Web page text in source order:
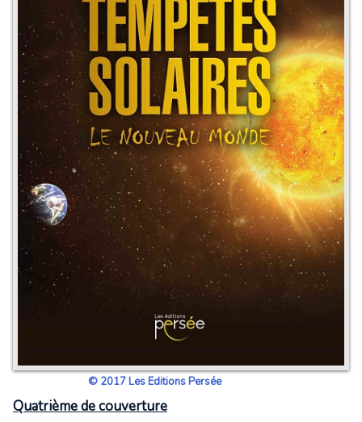
© 2017 Les Editions Persée
Quatrième de couverture